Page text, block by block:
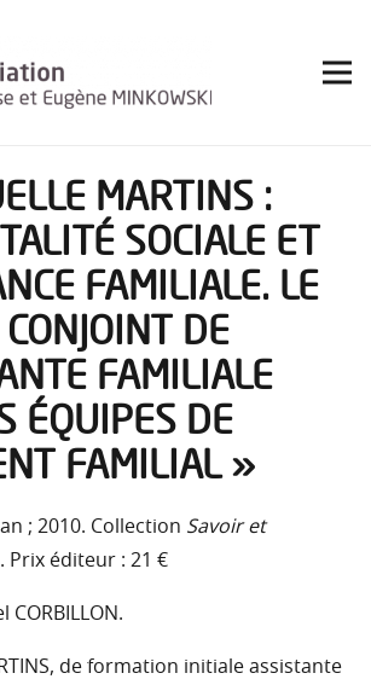
MARTINS :
SOCIALE ET
FAMILIALE. LE
DE
FAMILIALE
ÉQUIPES DE
FAMILIAL »
; 2010. Collection Savoir et
Prix éditeur : 21 €
CORBILLON.
de formation initiale assistante